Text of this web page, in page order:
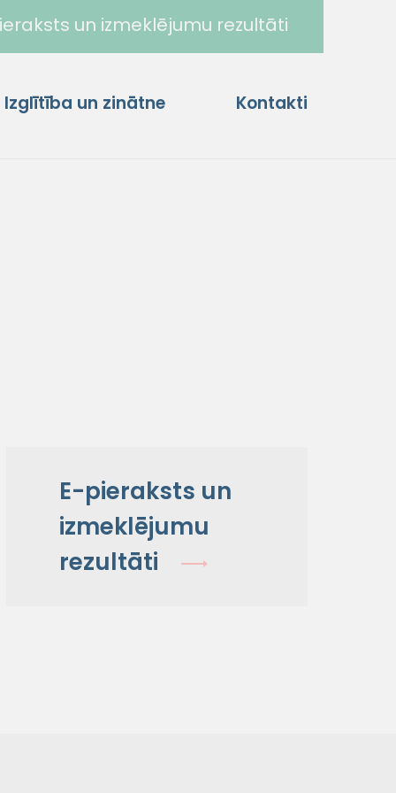
un izmeklējumu rezultāti
Izglītība un zinātne Kontakti
E-pieraksts un
izmeklējumu
rezultāti